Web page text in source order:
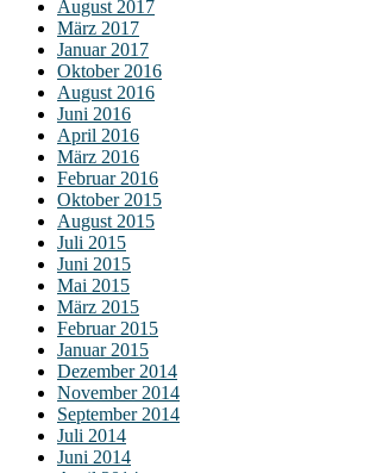
August 2017
März 2017
Januar 2017
Oktober 2016
August 2016
Juni 2016
April 2016
März 2016
Februar 2016
Oktober 2015
August 2015
Juli 2015
Juni 2015
Mai 2015
März 2015
Februar 2015
Januar 2015
Dezember 2014
November 2014
September 2014
Juli 2014
Juni 2014